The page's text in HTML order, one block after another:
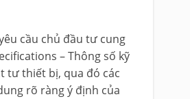
cầu chủ đầu tư cung
– Thông số kỹ
tư thiết bị, qua đó các
rõ ràng ý định của